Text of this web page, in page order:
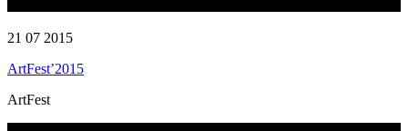
21 07 2015
ArtFest’2015
ArtFest